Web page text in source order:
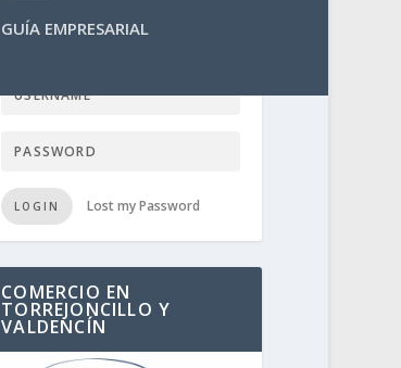
GUÍA EMPRESARIAL
LOGIN USER TTN
LOGIN Lost my Password
COMERCIO EN
TORREJONCILLO Y
VALDENCÍN